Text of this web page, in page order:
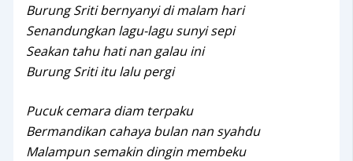
Burung Sriti bernyanyi di malam hari
Senandungkan lagu-lagu sunyi sepi
Seakan tahu hati nan galau ini
Burung Sriti itu lalu pergi
Pucuk cemara diam terpaku
Bermandikan cahaya bulan nan syahdu
Malampun semakin dingin membeku